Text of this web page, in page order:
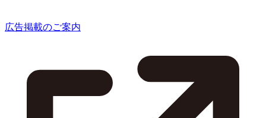
広告掲載のご案内